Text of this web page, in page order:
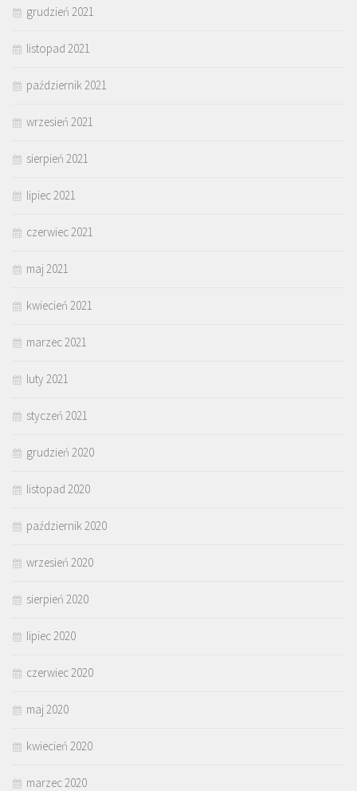
grudzień 2021
listopad 2021
październik 2021
wrzesień 2021
sierpień 2021
lipiec 2021
czerwiec 2021
maj 2021
kwiecień 2021
marzec 2021
luty 2021
styczeń 2021
grudzień 2020
listopad 2020
październik 2020
wrzesień 2020
sierpień 2020
lipiec 2020
czerwiec 2020
maj 2020
kwiecień 2020
marzec 2020